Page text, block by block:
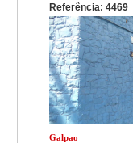
Referência: 4469
Galpao